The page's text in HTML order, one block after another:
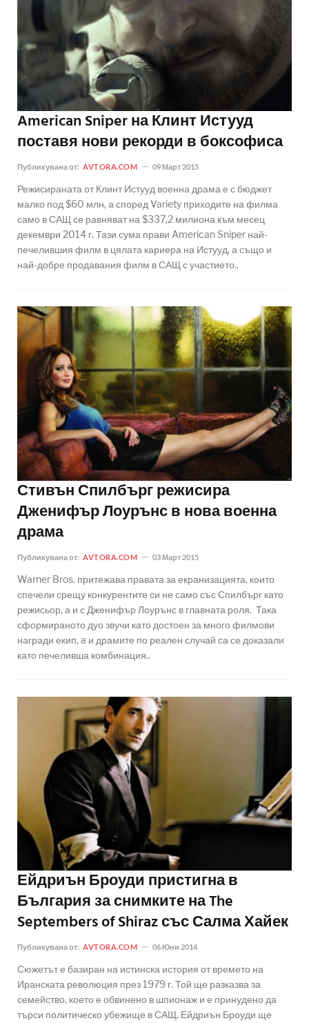
American Sniper на Клинт Истууд
поставя нови рекорди в боксофиса
Публикувана от: AVTORA.COM 09 Март 2015
Режисираната от Клинт Истууд военна драма е с бюджет
малко под $60 млн, а според Variety приходите на филма
само в САЩ се равняват на $337,2 милиона към месец
декември 2014 г. Тази сума прави American Sniper най-
печелившия филм в цялата кариера на Истууд, а също и
най-добре продавания филм в САЩ с участието..
Стивън Спилбърг режисира
Дженифър Лоурънс в нова военна
драма
Публикувана от: AVTORA.COM 03 Март 2015
Warner Bros. притежава правата за екранизацията, които
спечели срещу конкурентите си не само със Спилбърг като
режисьор, а и с Дженифър Лоурънс в главната роля. Така
сформираното дуо звучи като достоен за много филмови
награди екип, a и драмите по реален случай са се доказали
като печеливша комбинация..
Ейдриън Броуди пристигна в
България за снимките на The
Septembers of Shiraz със Салма Хайек
Публикувана от: AVTORA.COM 06 Юни 2014
Сюжетът е базиран на истинска история от времето на
Иранската революция през 1979 г. Той ще разказва за
семейство, което е обвинено в шпионаж и е принудено да
търси политическо убежище в САЩ. Ейдриън Броуди ще